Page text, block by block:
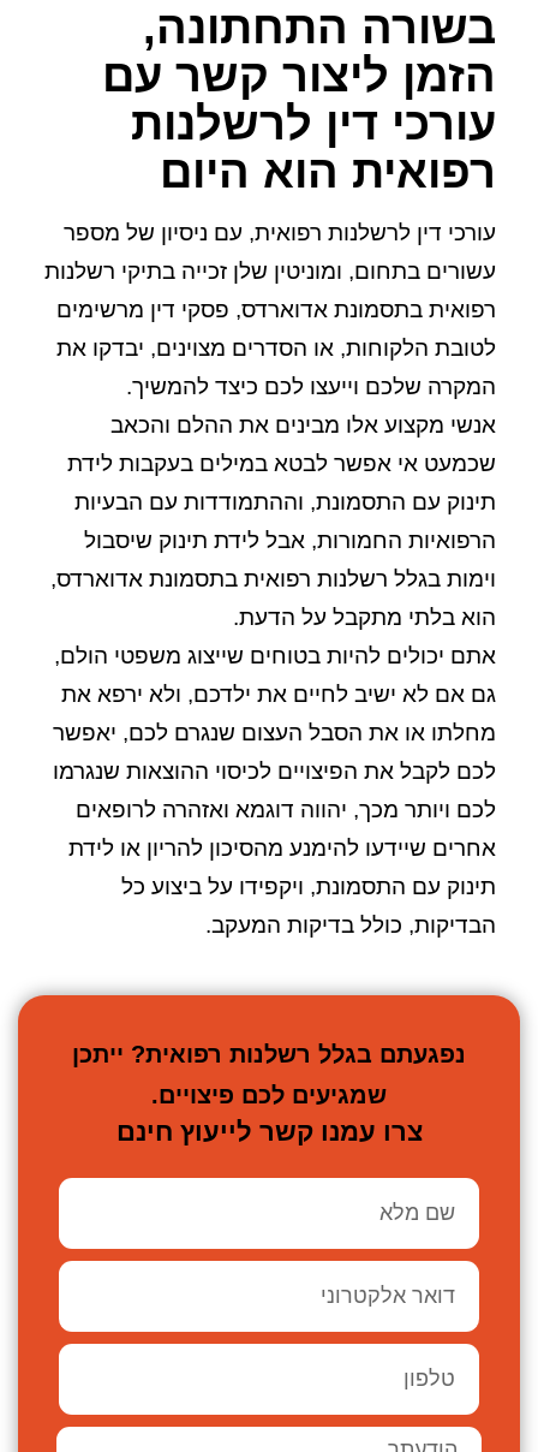
בשורה התחתונה,
הזמן ליצור קשר עם
עורכי דין לרשלנות
רפואית הוא היום
עורכי דין לרשלנות רפואית, עם ניסיון של מספר
עשורים בתחום, ומוניטין שלן זכייה בתיקי רשלנות
רפואית בתסמונת אדוארדס, פסקי דין מרשימים
לטובת הלקוחות, או הסדרים מצוינים, יבדקו את
המקרה שלכם וייעצו לכם כיצד להמשיך.
אנשי מקצוע אלו מבינים את ההלם והכאב
שכמעט אי אפשר לבטא במילים בעקבות לידת
תינוק עם התסמונת, וההתמודדות עם הבעיות
הרפואיות החמורות, אבל לידת תינוק שיסבול
וימות בגלל רשלנות רפואית בתסמונת אדוארדס,
הוא בלתי מתקבל על הדעת.
אתם יכולים להיות בטוחים שייצוג משפטי הולם,
גם אם לא ישיב לחיים את ילדכם, ולא ירפא את
מחלתו או את הסבל העצום שנגרם לכם, יאפשר
לכם לקבל את הפיצויים לכיסוי ההוצאות שנגרמו
לכם ויותר מכך, יהווה דוגמא ואזהרה לרופאים
אחרים שיידעו להימנע מהסיכון להריון או לידת
תינוק עם התסמונת, ויקפידו על ביצוע כל
הבדיקות, כולל בדיקות המעקב.
נפגעתם בגלל רשלנות רפואית? ייתכן
שמגיעים לכם פיצויים.
צרו עמנו קשר לייעוץ חינם